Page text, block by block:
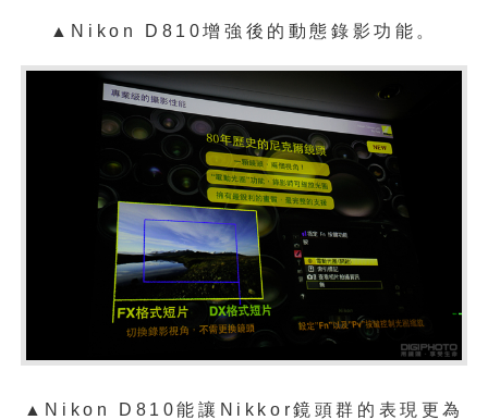
▲Nikon D810增強後的動態錄影功能。
▲Nikon D810能讓Nikkor鏡頭群的表現更為